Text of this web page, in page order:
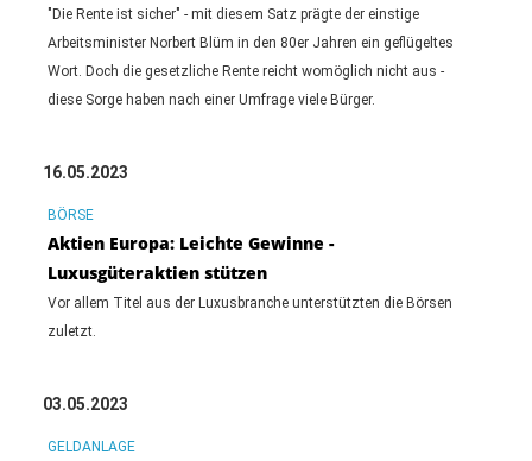
"Die Rente ist sicher" - mit diesem Satz prägte der einstige
Arbeitsminister Norbert Blüm in den 80er Jahren ein geflügeltes
Wort. Doch die gesetzliche Rente reicht womöglich nicht aus -
diese Sorge haben nach einer Umfrage viele Bürger.
16.05.2023
BÖRSE
Aktien Europa: Leichte Gewinne -
Luxusgüteraktien stützen
Vor allem Titel aus der Luxusbranche unterstützten die Börsen
zuletzt.
03.05.2023
GELDANLAGE